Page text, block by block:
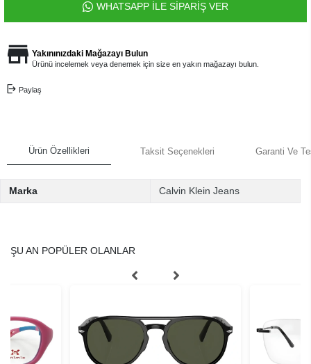
WHATSAPP İLE SİPARİŞ VER
Yakınınızdaki Mağazayı Bulun
Ürünü incelemek veya denemek için size en yakın mağazayı bulun.
Paylaş
Ürün Özellikleri Taksit Seçenekleri Garanti Ve
Marka Calvin Klein Jeans
ŞU AN POPÜLER OLANLAR